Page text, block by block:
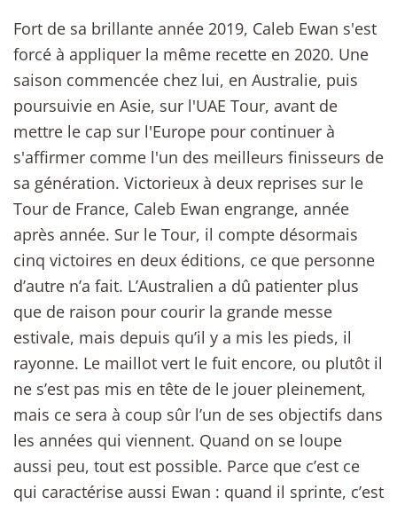
Fort de sa brillante année 2019, Caleb Ewan s'est
forcé à appliquer la même recette en 2020. Une
saison commencée chez lui, en Australie, puis
poursuivie en Asie, sur l'UAE Tour, avant de
mettre le cap sur l'Europe pour continuer à
s'affirmer comme l'un des meilleurs finisseurs de
sa génération. Victorieux à deux reprises sur le
Tour de France, Caleb Ewan engrange, année
après année. Sur le Tour, il compte désormais
cinq victoires en deux éditions, ce que personne
d’autre n’a fait. L’Australien a dû patienter plus
que de raison pour courir la grande messe
estivale, mais depuis qu’il y a mis les pieds, il
rayonne. Le maillot vert le fuit encore, ou plutôt il
ne s’est pas mis en tête de le jouer pleinement,
mais ce sera à coup sûr l’un de ses objectifs dans
les années qui viennent. Quand on se loupe
aussi peu, tout est possible. Parce que c’est ce
qui caractérise aussi Ewan : quand il sprinte, c’est